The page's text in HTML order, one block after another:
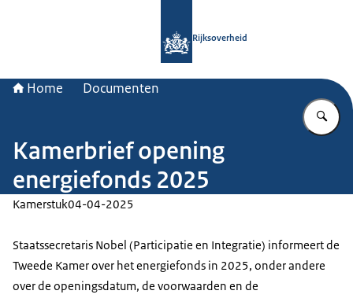
Rijksoverheid
Home Documenten
Kamerbrief opening
energiefonds 2025
Kamerstuk04-04-2025
Staatssecretaris Nobel (Participatie en Integratie) informeert de
Tweede Kamer over het energiefonds in 2025, onder andere
over de openingsdatum, de voorwaarden en de